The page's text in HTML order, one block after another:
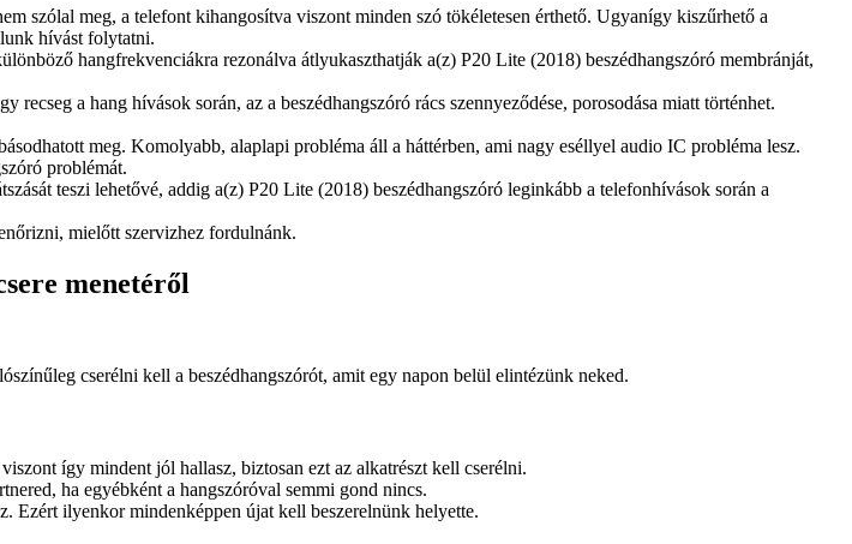
szólal meg, a telefont kihangosítva viszont minden szó tökéletesen érthető. Ugyanígy kiszűrhető a
hívást folytatni.
hangfrekvenciákra rezonálva átlyukaszthatják a(z) P20 Lite (2018) beszédhangszóró membránját,
a hang hívások során, az a beszédhangszóró rács szennyeződése, porosodása miatt történhet.
meg. Komolyabb, alaplapi probléma áll a háttérben, ami nagy eséllyel audio IC probléma lesz.
problémát.
teszi lehetővé, addig a(z) P20 Lite (2018) beszédhangszóró leginkább a telefonhívások során a
mielőtt szervizhez fordulnánk.
menetéről
cserélni kell a beszédhangszórót, amit egy napon belül elintézünk neked.
így mindent jól hallasz, biztosan ezt az alkatrészt kell cserélni.
ha egyébként a hangszóróval semmi gond nincs.
Ezért ilyenkor mindenképpen újat kell beszerelnünk helyette.